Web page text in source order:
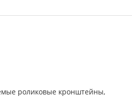
роликовые кронштейны,